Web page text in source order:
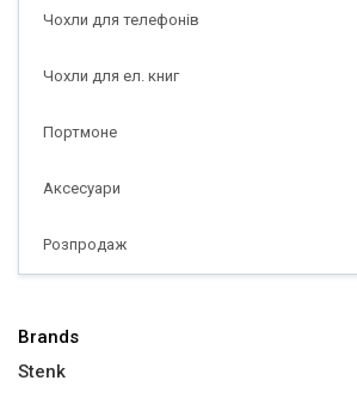
Чохли для телефонів
Чохли для ел. книг
Портмоне
Аксесуари
Розпродаж
Brands
Stenk